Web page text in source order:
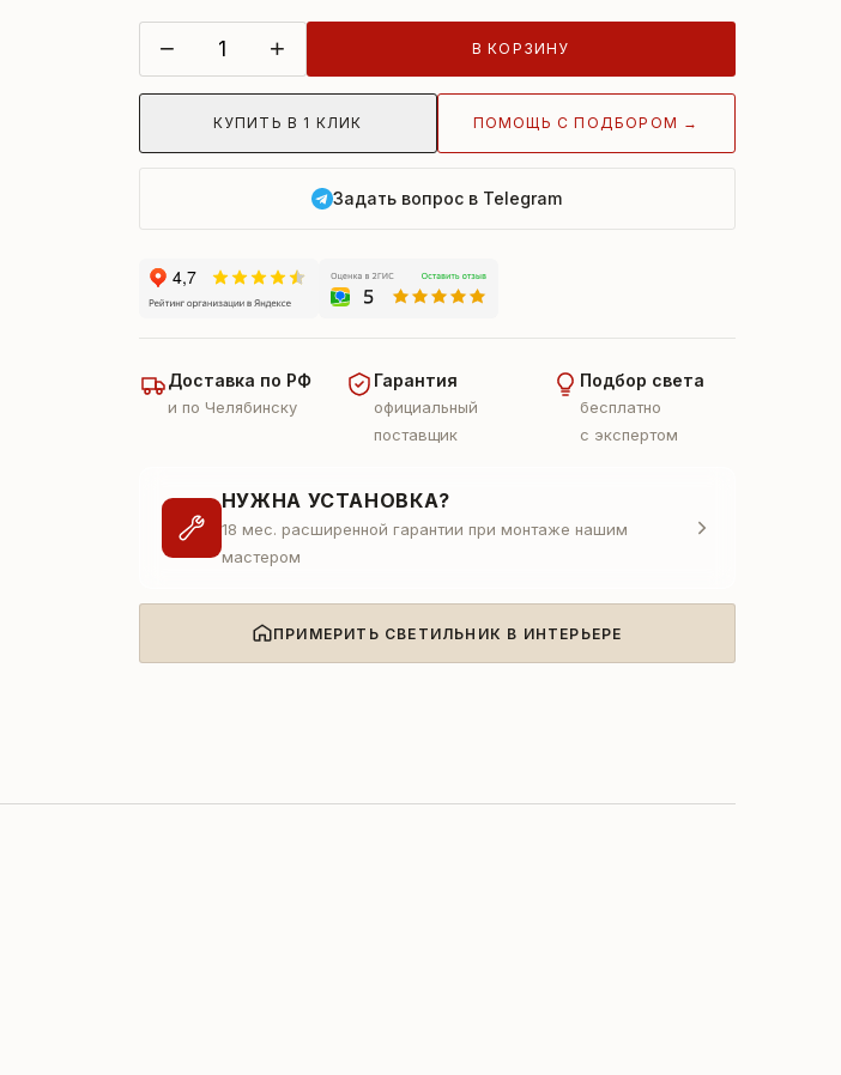
− + В КОРЗИНУ
КУПИТЬ В 1 КЛИК ПОМОЩЬ С ПОДБОРОМ →
Задать вопрос в Telegram
Доставка по РФ
и по Челябинску
Гарантия
официальный
поставщик
Подбор света
бесплатно
с экспертом
НУЖНА УСТАНОВКА?
18 мес. расширенной гарантии при монтаже нашим
мастером
ПРИМЕРИТЬ СВЕТИЛЬНИК В ИНТЕРЬЕРЕ